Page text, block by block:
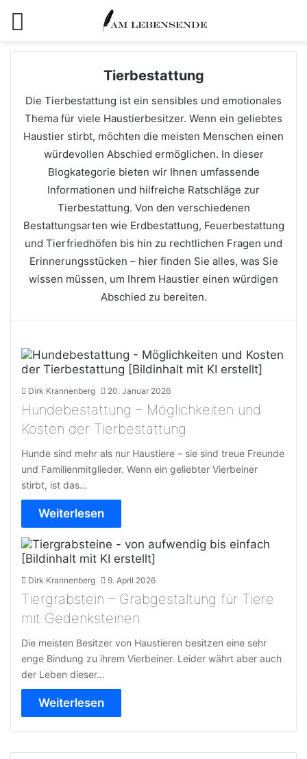
Tierbestattung
Die Tierbestattung ist ein sensibles und emotionales
Thema für viele Haustierbesitzer. Wenn ein geliebtes
Haustier stirbt, möchten die meisten Menschen einen
würdevollen Abschied ermöglichen. In dieser
Blogkategorie bieten wir Ihnen umfassende
Informationen und hilfreiche Ratschläge zur
Tierbestattung. Von den verschiedenen
Bestattungsarten wie Erdbestattung, Feuerbestattung
und Tierfriedhöfen bis hin zu rechtlichen Fragen und
Erinnerungsstücken – hier finden Sie alles, was Sie
wissen müssen, um Ihrem Haustier einen würdigen
Abschied zu bereiten.
Dirk Krannenberg 20. Januar 2026
Hundebestattung – Möglichkeiten und
Kosten der Tierbestattung
Hunde sind mehr als nur Haustiere – sie sind treue Freunde
und Familienmitglieder. Wenn ein geliebter Vierbeiner
stirbt, ist das…
Weiterlesen
Dirk Krannenberg 9. April 2026
Tiergrabstein – Grabgestaltung für Tiere
mit Gedenksteinen
Die meisten Besitzer von Haustieren besitzen eine sehr
enge Bindung zu ihrem Vierbeiner. Leider währt aber auch
der Leben dieser…
Weiterlesen